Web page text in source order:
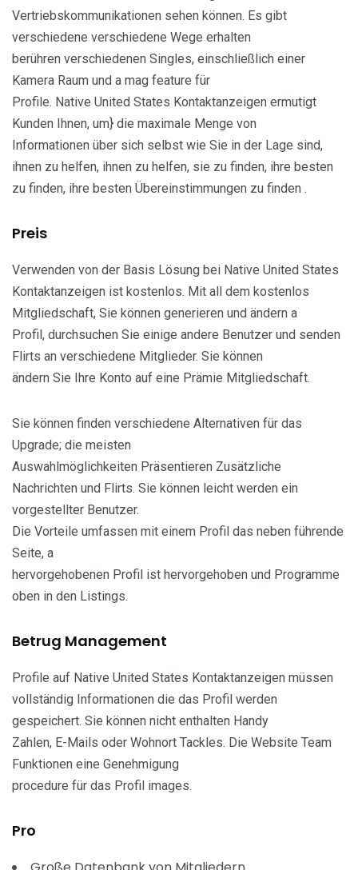
Vertriebskommunikationen sehen können. Es gibt
verschiedene verschiedene Wege erhalten
berühren verschiedenen Singles, einschließlich einer
Kamera Raum und a mag feature für
Profile. Native United States Kontaktanzeigen ermutigt
Kunden Ihnen, um} die maximale Menge von
Informationen über sich selbst wie Sie in der Lage sind,
ihnen zu helfen, ihnen zu helfen, sie zu finden, ihre besten
zu finden, ihre besten Übereinstimmungen zu finden .
Preis
Verwenden von der Basis Lösung bei Native United States
Kontaktanzeigen ist kostenlos. Mit all dem kostenlos
Mitgliedschaft, Sie können generieren und ändern a
Profil, durchsuchen Sie einige andere Benutzer und senden
Flirts an verschiedene Mitglieder. Sie können
ändern Sie Ihre Konto auf eine Prämie Mitgliedschaft.
Sie können finden verschiedene Alternativen für das
Upgrade; die meisten
Auswahlmöglichkeiten Präsentieren Zusätzliche
Nachrichten und Flirts. Sie können leicht werden ein
vorgestellter Benutzer.
Die Vorteile umfassen mit einem Profil das neben führende
Seite, a
hervorgehobenen Profil ist hervorgehoben und Programme
oben in den Listings.
Betrug Management
Profile auf Native United States Kontaktanzeigen müssen
vollständig Informationen die das Profil werden
gespeichert. Sie können nicht enthalten Handy
Zahlen, E-Mails oder Wohnort Tackles. Die Website Team
Funktionen eine Genehmigung
procedure für das Profil images.
Pro